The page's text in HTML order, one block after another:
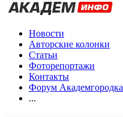
Новости
Авторские колонки
Статьи
Фоторепортажи
Контакты
Форум Академгородка
...